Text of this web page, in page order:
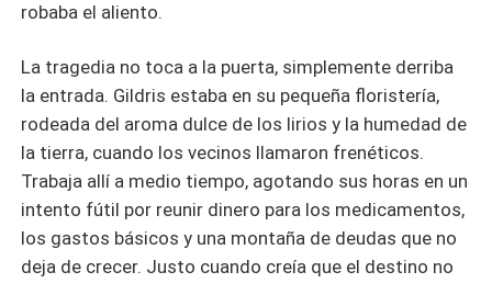
robaba el aliento.
La tragedia no toca a la puerta, simplemente derriba
la entrada. Gildris estaba en su pequeña floristería,
rodeada del aroma dulce de los lirios y la humedad de
la tierra, cuando los vecinos llamaron frenéticos.
Trabaja allí a medio tiempo, agotando sus horas en un
intento fútil por reunir dinero para los medicamentos,
los gastos básicos y una montaña de deudas que no
deja de crecer. Justo cuando creía que el destino no